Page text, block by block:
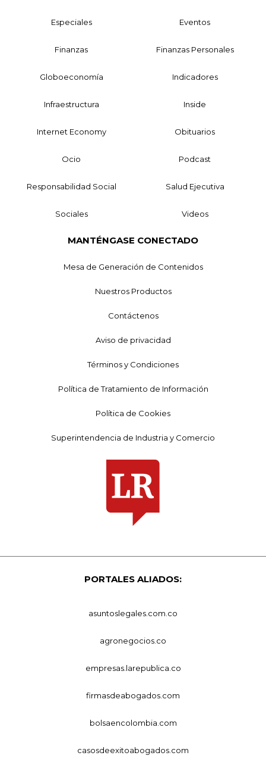
Especiales Eventos
Finanzas Finanzas Personales
Globoeconomía Indicadores
Infraestructura Inside
Internet Economy Obituarios
Ocio Podcast
Responsabilidad Social Salud Ejecutiva
Sociales Videos
MANTÉNGASE CONECTADO
Mesa de Generación de Contenidos
Nuestros Productos
Contáctenos
Aviso de privacidad
Términos y Condiciones
Política de Tratamiento de Información
Política de Cookies
Superintendencia de Industria y Comercio
PORTALES ALIADOS:
asuntoslegales.com.co
agronegocios.co
empresas.larepublica.co
firmasdeabogados.com
bolsaencolombia.com
casosdeexitoabogados.com